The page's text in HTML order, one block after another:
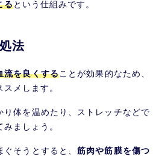
るという仕組みです。
法
流を良くすることが効果的なため、
スメします。
り体を温めたり、ストレッチなどで
ましょう。
ぐそうとすると、筋肉や筋膜を傷つ